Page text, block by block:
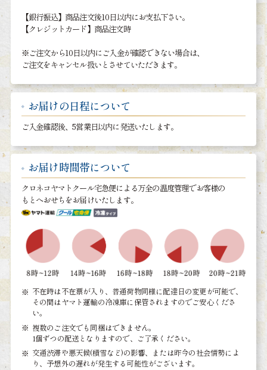
【銀行振込】商品注文後10日以内にお支払下さい。
【クレジットカード】商品注文時
※ご注文から10日以内にご入金が確認できない場合は、
ご注文をキャンセル扱いとさせていただきます。
お届けの日程について
ご入金確認後、5営業日以内に発送いたします。
お届け時間帯について
クロネコヤマトクール宅急便による万全の温度管理でお客様の
もとへおせちをお届けいたします。
不在時は不在票が入り、普通荷物同様に配達日の変更が可能で、
その間はヤマト運輸の冷凍庫に保管されますのでご安心くださ
い。
複数のご注文でも同梱はできません。
1個ずつの配送となりますので、ご了承ください。
交通渋滞や悪天候(積雪など)の影響、または昨今の社会情勢によ
り、予想外の遅れが発生する可能性がございます。